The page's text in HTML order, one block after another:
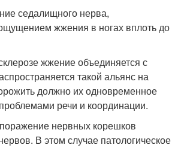
седалищного нерва,
жжения в ногах вплоть до
жжение объединяется с
такой альянс на
должно их одновременное
речи и координации.
нервных корешков
В этом случае патологическое